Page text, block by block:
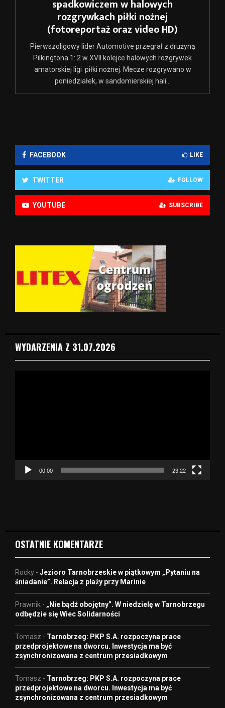
spadkowiczem w halowych
rozgrywkach piłki nożnej
(fotoreportaż oraz video HD)
Pierwszoligowy lider Automotive przegrał z drużyną
Pilkingtona 1: 2 w XVII kolejce halowych rozgrywek
amatorskiej ligi piłki nożnej. Mecze rozgrywano w
poniedziałek, w sandomierskiej hali...
FACEBOOK LIKE
TWITTER FOLLOW
YOUTUBE SUBSCRIBE
WYDARZENIA Z 31.07.2026
c
00:00 23:22
OSTATNIE KOMENTARZE
Rocky - Jezioro Tarnobrzeskie w piątkowym „Pytaniu na
śniadanie”. Relacja z plaży przy Marinie
Prawnik - „Nie bądź obojętny”. W niedzielę w Tarnobrzegu
odbędzie się Wiec Solidarności
Tomasz - Tarnobrzeg: PKP S.A. rozpoczyna prace
przedprojektowe na dworcu. Inwestycja ma być
zsynchronizowana z centrum przesiadkowym
Tomasz - Tarnobrzeg: PKP S.A. rozpoczyna prace
przedprojektowe na dworcu. Inwestycja ma być
zsynchronizowana z centrum przesiadkowym